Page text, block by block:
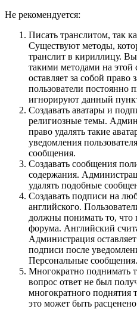
Не рекомендуется:
Писать транслитом, так
Существуют методы,
транслит в кириллицу.
такими методами на
оставляет за собой
пользователи постоянно
игнорируют данный
Создавать аватары и
религиозные темы.
право удалять такие
уведомления
сообщения.
Создавать сообщения
содержания.
удалять подобные
Создавать подписи на
английского.
должны понимать то, что
форума. Английский
Администрация
подписи после
Персональные сообщения.
Многократно поднимать
вопрос ответ не был
многократного
это может быть